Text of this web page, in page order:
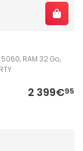
RAM 32 Go,
2 399€95